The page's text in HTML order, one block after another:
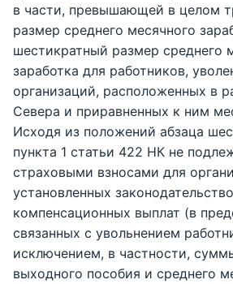
в части, превышающей в целом
размер среднего месячного
шестикратный размер среднего
заработка для работников,
организаций, расположенных в
Севера и приравненных к ним
Исходя из положений абзаца
пункта 1 статьи 422 НК не
страховыми взносами для
установленных
компенсационных выплат (в
связанных с увольнением
исключением, в частности,
выходного пособия и среднего